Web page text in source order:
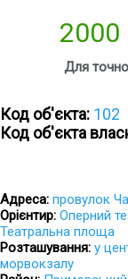
Для
Код об'єкта: 102
Код об'єкта
Адреса: провулок
Орієнтир: Оперний
Театральна площа
Розташування: у
морвокзалу